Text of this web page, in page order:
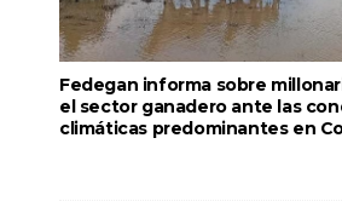
Fedegan informa sobre
el sector ganadero ante las
climáticas predominantes en